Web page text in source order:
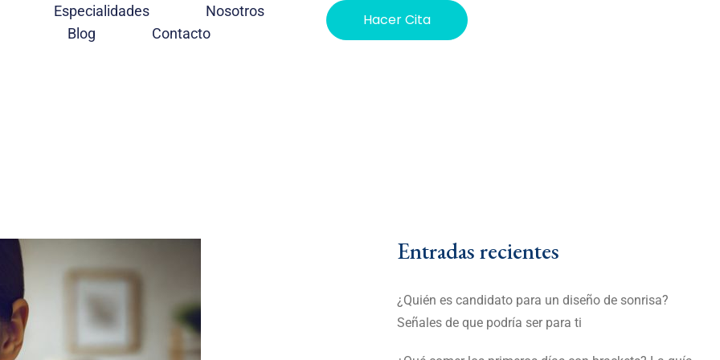
Especialidades
Nosotros
Blog
Contacto
Hacer Cita
Entradas recientes
¿Quién es candidato para un diseño de sonrisa?
Señales de que podría ser para ti